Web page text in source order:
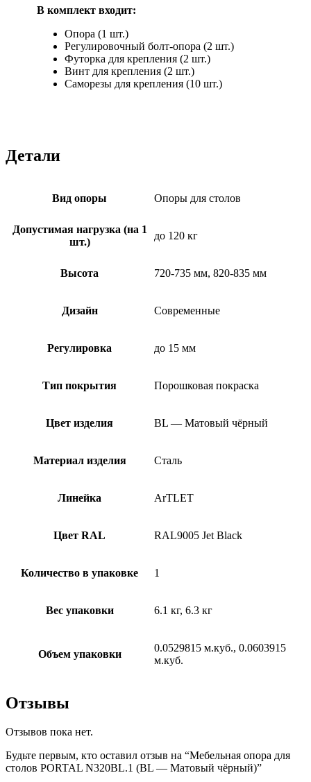
В комплект входит:
Опора (1 шт.)
Регулировочный болт-опора (2 шт.)
Футорка для крепления (2 шт.)
Винт для крепления (2 шт.)
Cаморезы для крепления (10 шт.)
Детали
Вид опоры Опоры для столов
Допустимая нагрузка (на 1
шт.)
до 120 кг
Высота 720-735 мм, 820-835 мм
Дизайн Современные
Регулировка до 15 мм
Тип покрытия Порошковая покраска
Цвет изделия BL — Матовый чёрный
Материал изделия Сталь
Линейка ArTLET
Цвет RAL RAL9005 Jet Black
Количество в упаковке 1
Вес упаковки 6.1 кг, 6.3 кг
Объем упаковки
0.0529815 м.куб., 0.0603915
м.куб.
Отзывы
Отзывов пока нет.
Будьте первым, кто оставил отзыв на “Мебельная опора для
столов PORTAL N320BL.1 (BL — Матовый чёрный)”